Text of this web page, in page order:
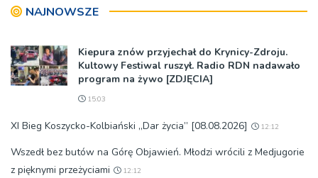
NAJNOWSZE
Kiepura znów przyjechał do Krynicy-Zdroju.
Kultowy Festiwal ruszył. Radio RDN nadawało
program na żywo [ZDJĘCIA]
15:03
XI Bieg Koszycko-Kolbiański „Dar życia” [08.08.2026] 12:12
Wszedł bez butów na Górę Objawień. Młodzi wrócili z Medjugorie
z pięknymi przeżyciami
12:12